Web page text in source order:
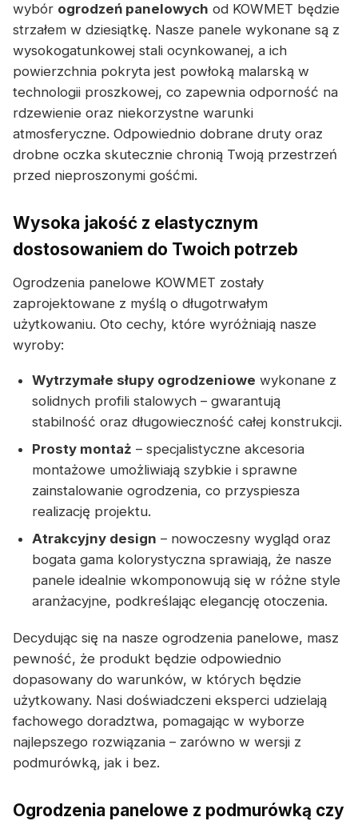
wybór ogrodzeń panelowych od KOWMET będzie
strzałem w dziesiątkę. Nasze panele wykonane są z
wysokogatunkowej stali ocynkowanej, a ich
powierzchnia pokryta jest powłoką malarską w
technologii proszkowej, co zapewnia odporność na
rdzewienie oraz niekorzystne warunki
atmosferyczne. Odpowiednio dobrane druty oraz
drobne oczka skutecznie chronią Twoją przestrzeń
przed nieproszonymi gośćmi.
Wysoka jakość z elastycznym
dostosowaniem do Twoich potrzeb
Ogrodzenia panelowe KOWMET zostały
zaprojektowane z myślą o długotrwałym
użytkowaniu. Oto cechy, które wyróżniają nasze
wyroby:
Wytrzymałe słupy ogrodzeniowe wykonane z
solidnych profili stalowych – gwarantują
stabilność oraz długowieczność całej konstrukcji.
Prosty montaż – specjalistyczne akcesoria
montażowe umożliwiają szybkie i sprawne
zainstalowanie ogrodzenia, co przyspiesza
realizację projektu.
Atrakcyjny design – nowoczesny wygląd oraz
bogata gama kolorystyczna sprawiają, że nasze
panele idealnie wkomponowują się w różne style
aranżacyjne, podkreślając elegancję otoczenia.
Decydując się na nasze ogrodzenia panelowe, masz
pewność, że produkt będzie odpowiednio
dopasowany do warunków, w których będzie
użytkowany. Nasi doświadczeni eksperci udzielają
fachowego doradztwa, pomagając w wyborze
najlepszego rozwiązania – zarówno w wersji z
podmurówką, jak i bez.
Ogrodzenia panelowe z podmurówką czy